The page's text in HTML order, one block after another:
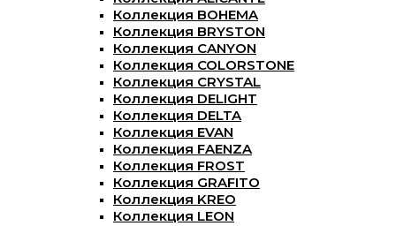
Коллекция BOHEMA
Коллекция BRYSTON
Коллекция CANYON
Коллекция COLORSTONE
Коллекция CRYSTAL
Коллекция DELIGHT
Коллекция DELTA
Коллекция EVAN
Коллекция FAENZA
Коллекция FROST
Коллекция GRAFITO
Коллекция KREO
Коллекция LEON